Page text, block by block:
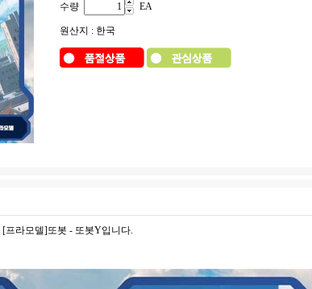
수량 EA
원산지 : 한국
[프라모델]또봇 - 또봇Y입니다.